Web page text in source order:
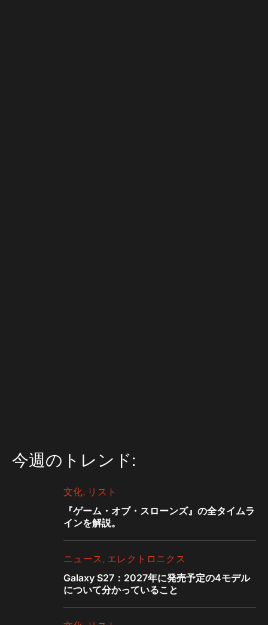
今週のトレンド:
文化 リスト
『ゲーム・オブ・スローンズ』の全タイムラ
インを解説。
ニュース エレクトロニクス
Galaxy S27：2027年に発売予定の4モデル
について分かっていること